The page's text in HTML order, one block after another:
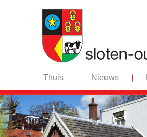
Thuis Nieuws